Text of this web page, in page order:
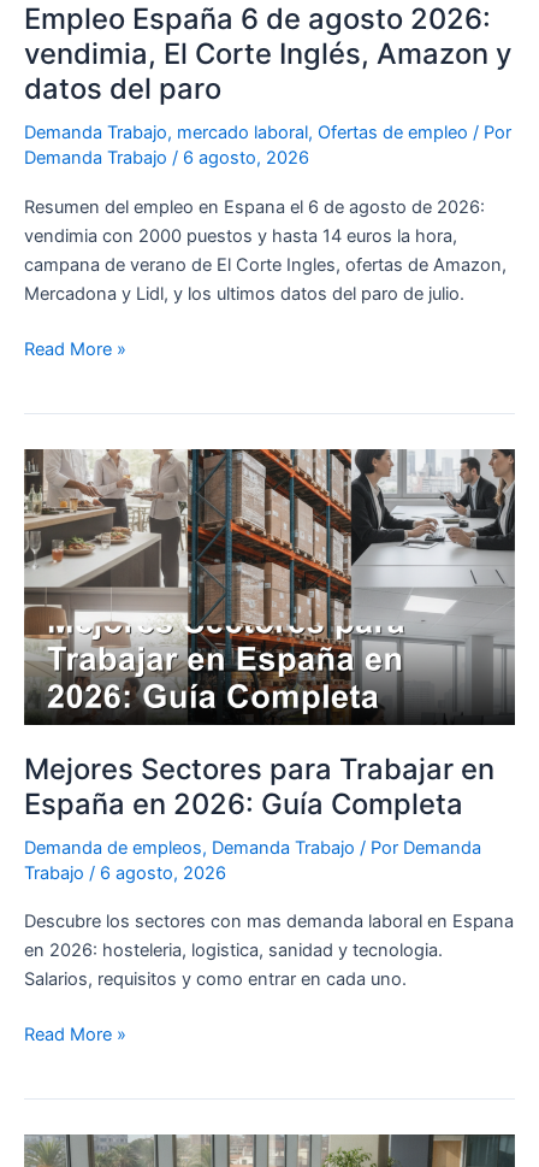
Empleo España 6 de agosto 2026:
vendimia, El Corte Inglés, Amazon y
datos del paro
Demanda Trabajo, mercado laboral, Ofertas de empleo / Por
Demanda Trabajo / 6 agosto, 2026
Resumen del empleo en Espana el 6 de agosto de 2026:
vendimia con 2000 puestos y hasta 14 euros la hora,
campana de verano de El Corte Ingles, ofertas de Amazon,
Mercadona y Lidl, y los ultimos datos del paro de julio.
y
datos
del
Read More »
Mejores Sectores para Trabajar en
España en 2026: Guía Completa
Demanda de empleos, Demanda Trabajo / Por Demanda
Trabajo / 6 agosto, 2026
Descubre los sectores con mas demanda laboral en Espana
en 2026: hosteleria, logistica, sanidad y tecnologia.
Salarios, requisitos y como entrar en cada uno.
Mejores
Sectores
para
Trabajar
España
en
2026:
Guía
Completa
Read More »
Empleo